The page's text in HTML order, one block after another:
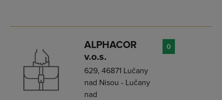
ALPHACOR
v.o.s.
629, 46871 Lučany
nad Nisou - Lučany
nad
0